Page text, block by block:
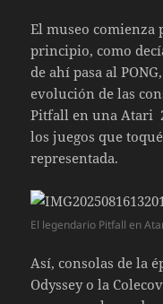
El museo
principio, como
de ahí pasa al
evolución de las
Pitfall en una Atari
los juegos que
representada.
El legendario Pitfall en
Así, consolas de la
Odyssey o la